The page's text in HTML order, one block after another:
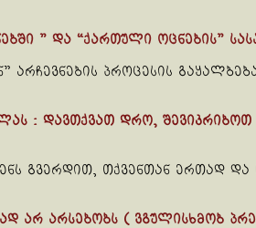
” და “ქართული ოცნების”
პროცესის
: დავთქვათ დრო, შევიკრიბოთ
გვერდით, თქვენთან ერთად
არსებობს ( ვგულისხმობ